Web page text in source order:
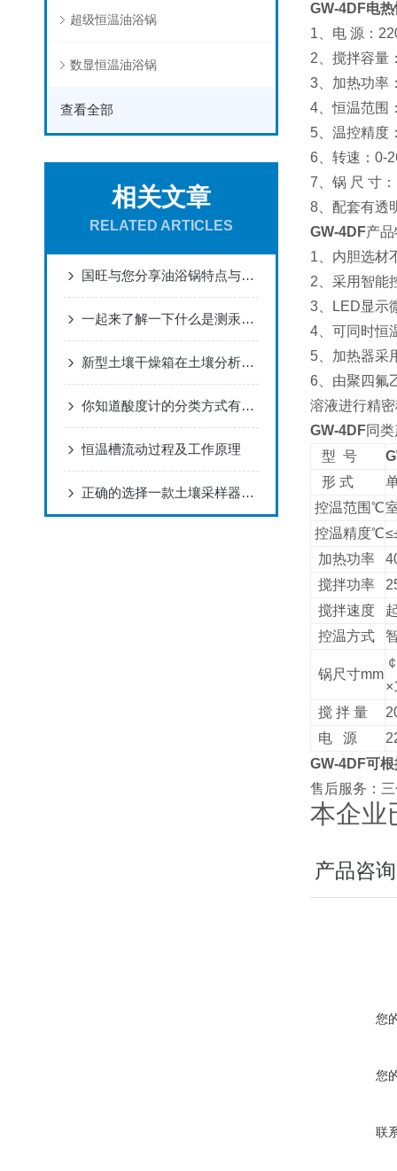
超级恒温油浴锅
数显恒温油浴锅
查看全部
相关文章
RELATED ARTICLES
国旺与您分享油浴锅特点与用途
一起来了解一下什么是测汞仪吧
新型土壤干燥箱在土壤分析上面有那些帮助
你知道酸度计的分类方式有哪些么
恒温槽流动过程及工作原理
正确的选择一款土壤采样器也是很重要的
GW-4DF电
1 、电 源：
2 、搅拌容量
3 、加热功率
4 、恒温范围
5 、温控精度
6 、转速： 0-
7 、锅 尺 寸
8 、配套有
GW-4DF产
1 、内胆选
2 、采用智
3
LED显示
4 、可同时恒
5 、加热器
6 、由聚四
溶液进行精
GW-4DF同
型 号
形 式
控温范围℃
控温精度℃
加热功率
搅拌功率
搅拌速度
控温方式
锅尺寸mm
搅 拌 量
电
源
GW-4DF可
售后服务：
本企业
产品咨询
您
您
联